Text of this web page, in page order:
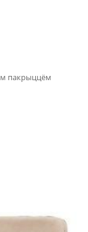
пакрыццём